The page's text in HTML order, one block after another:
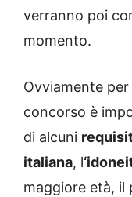
verranno poi
momento.
Ovviamente
concorso è
di alcuni
italiana, l
maggiore età, il